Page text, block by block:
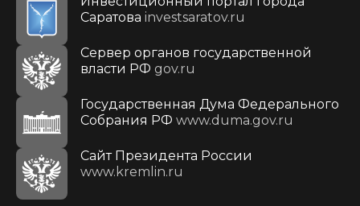
Саратова investsaratov.ru
Сервер органов государственной
власти РФ gov.ru
Государственная Дума Федерального
Собрания РФ www.duma.gov.ru
Cайт Президента России
www.kremlin.ru